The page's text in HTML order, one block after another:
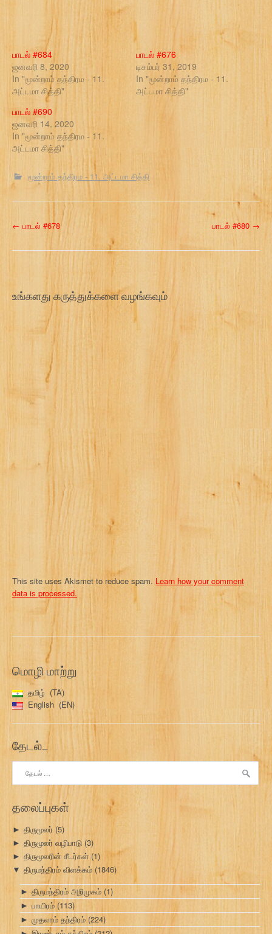
பாடல் #684
ஜனவரி 8, 2020
In "மூன்றாம் தந்திரம - 11.
அட்டமா சித்தி"
பாடல் #676
டிசம்பர் 31, 2019
In "மூன்றாம் தந்திரம - 11.
அட்டமா சித்தி"
பாடல் #690
ஜனவரி 14, 2020
In "மூன்றாம் தந்திரம - 11.
அட்டமா சித்தி"
மூன்றாம் தந்திரம - 11. அட்டமா சித்தி
P
o
t
g
a
i
← பாடல் #678 பாடல் #680 →
உங்களது கருத்துக்களை வழங்கவும்
This site uses Akismet to reduce spam. Learn how your comment
data is processed.
மொழி மாற்று
தமிழ்
TA
English
EN
தேடல்…
தேடு:
தலைப்புகள்
► திருமூலர் (5)
► திருமூலர் வழிபாடு (3)
► திருமூலரின் சீடர்கள் (1)
▼ திருமந்திரம் விளக்கம் (1846)
► திருமந்திரம் அறிமுகம் (1)
► பாயிரம் (113)
► முதலாம் தந்திரம் (224)